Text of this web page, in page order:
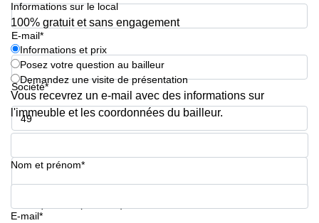
Centres
d’affaires
Sandweiler
E-mail*
Société*
Numéro de téléphone*
Informations sur le local
100% gratuit et sans engagement
Informations et prix
Posez votre question au bailleur
Demandez une visite de présentation
Vous recevrez un e-mail avec des informations sur
l'immeuble et les coordonnées du bailleur.
Nom et prénom*
E-mail*